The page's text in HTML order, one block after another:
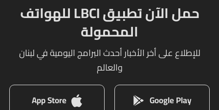
حمل الآن تطبيق LBCI للهواتف
المحمولة
للإطلاع على أخر الأخبار أحدث البرامج اليومية في لبنان
والعالم
Google Play
App Store